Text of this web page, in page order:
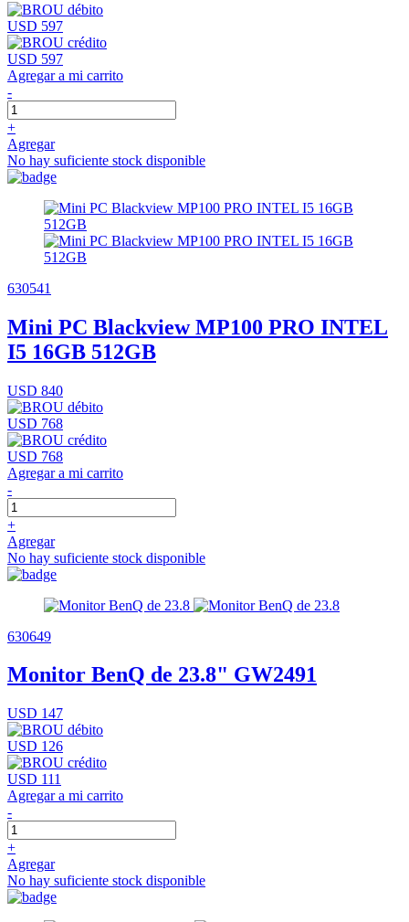
USD 597
USD 597
Agregar a mi carrito
-
+
Agregar
No hay suficiente stock disponible
630541
Mini PC Blackview MP100 PRO INTEL
I5 16GB 512GB
USD 840
USD 768
USD 768
Agregar a mi carrito
-
+
Agregar
No hay suficiente stock disponible
630649
Monitor BenQ de 23.8" GW2491
USD 147
USD 126
USD 111
Agregar a mi carrito
-
+
Agregar
No hay suficiente stock disponible